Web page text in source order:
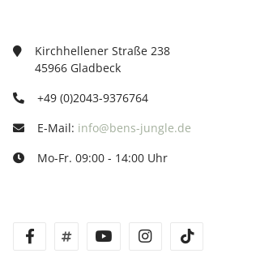
Kirchhellener Straße 238
45966 Gladbeck
+49 (0)2043-9376764
E-Mail: info@bens-jungle.de
Mo-Fr. 09:00 - 14:00 Uhr
facebooktwitter youtube instagram